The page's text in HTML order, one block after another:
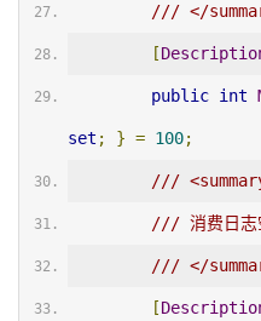
/// </
[
public int
set ; } = 100;
///
/// 消费日志
/// </
[